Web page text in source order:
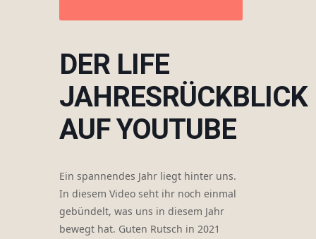
DER LIFE
JAHRESRÜCKBLICK
AUF YOUTUBE
Ein spannendes Jahr liegt hinter uns.
In diesem Video seht ihr noch einmal
gebündelt, was uns in diesem Jahr
bewegt hat. Guten Rutsch in 2021